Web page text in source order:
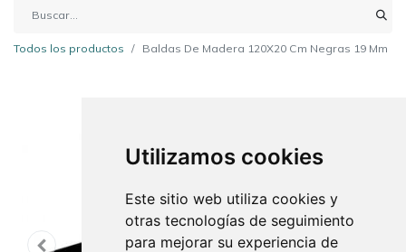
Utilizamos cookies
Este sitio web utiliza cookies y
otras tecnologías de seguimiento
para mejorar su experiencia de
Todos los productos Baldas De Madera 120X20 Cm Negras 19 Mm